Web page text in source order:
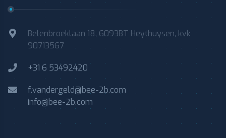
Belenbroeklaan 18, 6093BT Heythuysen, kvk
90713567
+31 6 53492420
f.vandergeld@bee-2b.com
info@bee-2b.com